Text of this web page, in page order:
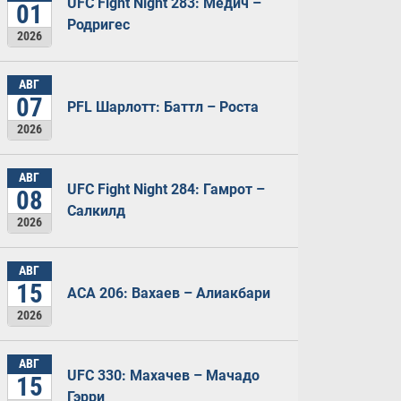
01
2026
Родригес
АВГ
07
2026
PFL Шарлотт: Баттл – Роста
АВГ
08
2026
UFC Fight Night 284: Гамрот –
Салкилд
АВГ
15
2026
ACA 206: Вахаев – Алиакбари
АВГ
15
UFC 330: Махачев – Мачадо
Гэрри